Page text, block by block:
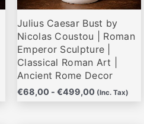
Julius Caesar Bust by
Nicolas Coustou | Roman
Emperor Sculpture |
Classical Roman Art |
Ancient Rome Decor
€68,00 - €499,00 (Inc. Tax)
elegir
en
la
página
de
producto